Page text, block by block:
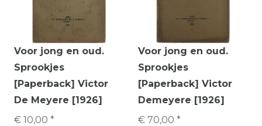
Voor jong en oud.
Sprookjes
[Paperback] Victor
De Meyere [1926]
€ 10,00 *
Voor jong en oud.
Sprookjes
[Paperback] Victor
Demeyere [1926]
€ 70,00 *